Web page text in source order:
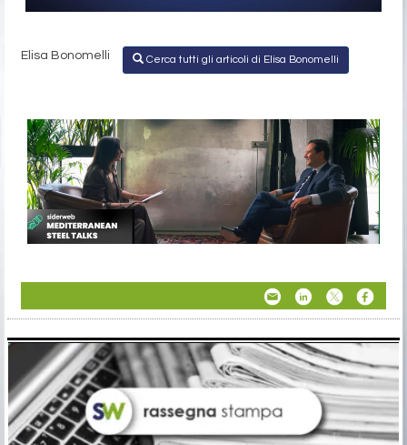
Elisa Bonomelli Cerca tutti gli articoli di Elisa Bonomelli